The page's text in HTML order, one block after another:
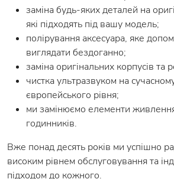
заміна будь-яких деталей на
які підходять під вашу модель;
полірування аксесуара, яке
виглядати бездоганно;
заміна оригінальних корпусів та
чистка ультразвуком на
європейського рівня;
ми замінюємо елементи
годинників.
Вже понад десять років ми успішно
високим рівнем обслуговування та
підходом до кожного.